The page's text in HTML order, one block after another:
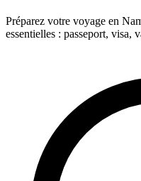
Préparez votre voyage en
essentielles : passeport, visa,